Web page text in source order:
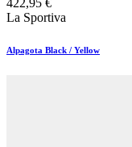
422,95 €
La Sportiva
Alpagota Black / Yellow